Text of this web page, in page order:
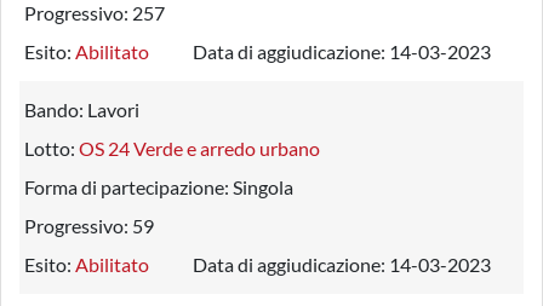
Progressivo: 257
Esito: Abilitato Data di aggiudicazione: 14-03-2023
Bando: Lavori
Lotto: OS 24 Verde e arredo urbano
Forma di partecipazione: Singola
Progressivo: 59
Esito: Abilitato Data di aggiudicazione: 14-03-2023